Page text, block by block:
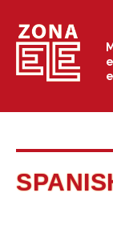
content